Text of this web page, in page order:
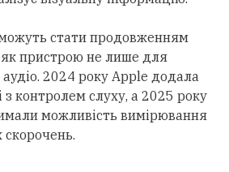
стати продовженням
пристрою не лише для
2024 року Apple додала
з контролем слуху, а 2025 року
можливість вимірювання
скорочень.